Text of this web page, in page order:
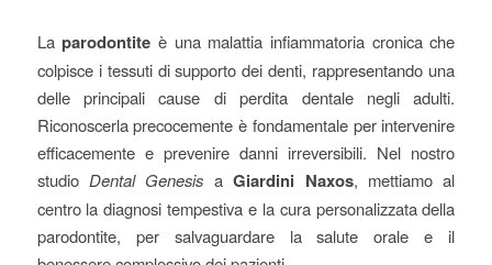
Laparodontite è una malattia infiammatoria cronica che
colpisce i tessuti di supporto dei denti, rappresentando una
delle principali cause di perdita dentale negli adulti.
Riconoscerla precocemente è fondamentale per intervenire
efficacemente e prevenire danni irreversibili. Nel nostro
studio Dental Genesis aGiardini Naxos, mettiamo al
centro la diagnosi tempestiva e la cura personalizzata della
parodontite, per salvaguardare la salute orale e il